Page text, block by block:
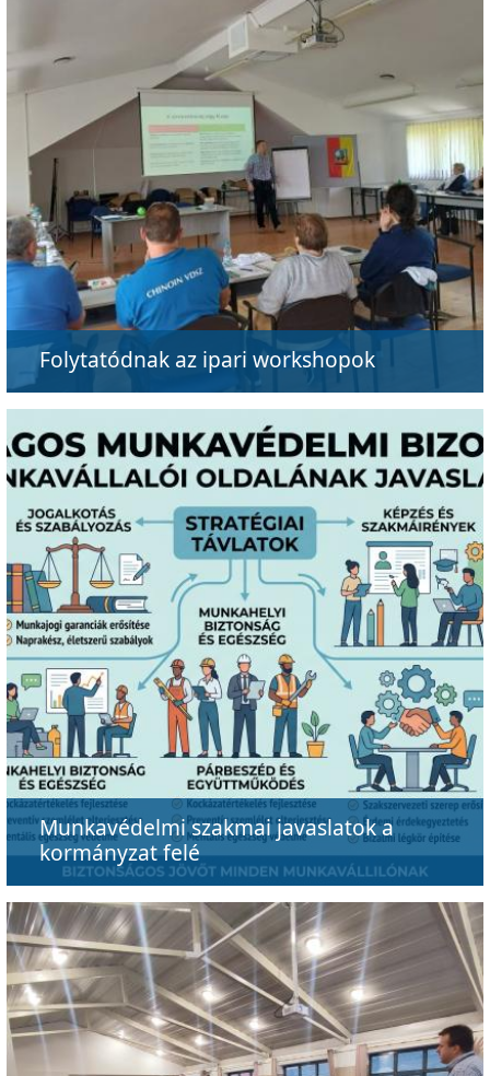
Folytatódnak az ipari workshopok
Munkavédelmi szakmai javaslatok a
kormányzat felé